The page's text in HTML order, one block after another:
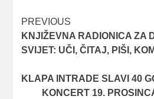
Post
navigation
PREVIOUS
KNJIŽEVNA RADIONICA ZA
SVIJET: UČI, ČITAJ, PIŠI,
KLAPA INTRADE SLAVI 40
KONCERT 19.